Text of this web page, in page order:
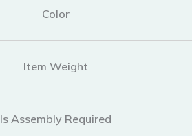
Color
Item Weight
Is Assembly Required